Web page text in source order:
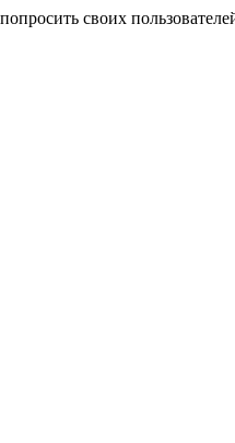
своих